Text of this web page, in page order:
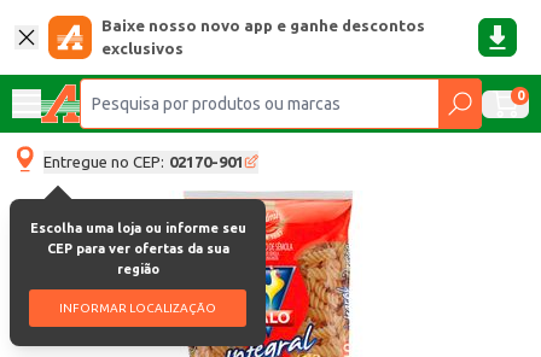
Baixe nosso novo app e ganhe descontos
exclusivos
0
Entregue no CEP: 02170-901
Escolha uma loja ou informe seu
CEP para ver ofertas da sua
região
INFORMAR LOCALIZAÇÃO